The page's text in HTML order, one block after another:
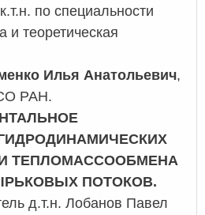
по специальности
и теоретическая
Илья Анатольевич,
РАН.
ТЕПЛОМАССООБМЕНА
ПОТОКОВ.
д.т.н. Лобанов Павел